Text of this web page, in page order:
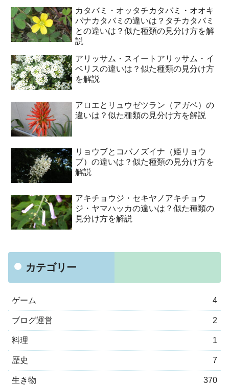
カタバミ・オッタチカタバミ・オオキ
バナカタバミの違いは？タチカタバミ
との違いは？似た種類の見分け方を解
説
アリッサム・スイートアリッサム・イ
ベリスの違いは？似た種類の見分け方
を解説
アロエとリュウゼツラン（アガベ）の
違いは？似た種類の見分け方を解説
リョウブとコバノズイナ（姫リョウ
ブ）の違いは？似た種類の見分け方を
解説
アキチョウジ・セキヤノアキチョウ
ジ・ヤマハッカの違いは？似た種類の
見分け方を解説
カテゴリー
ゲーム 4
ブログ運営 2
料理 1
歴史 7
生き物 370